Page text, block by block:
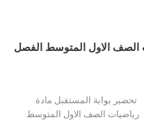
الصف الاول المتوسط الفصل
تحضير بوابة المستقبل مادة
رياضيات الصف الاول المتوسط